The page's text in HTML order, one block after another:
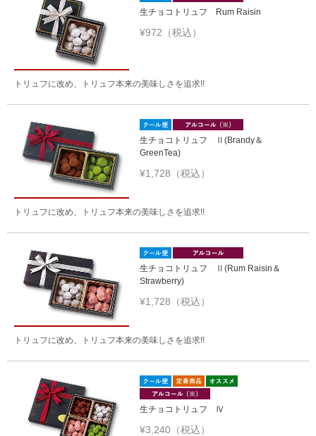
生チョコトリュフ Rum Raisin
¥972（税込）
トリュフに改め、トリュフ本来の美味しさを追求!!
生チョコトリュフ Ⅱ(Brandy＆
GreenTea)
¥1,728（税込）
トリュフに改め、トリュフ本来の美味しさを追求!!
生チョコトリュフ Ⅱ(Rum Raisin＆
Strawberry)
¥1,728（税込）
トリュフに改め、トリュフ本来の美味しさを追求!!
生チョコトリュフ Ⅳ
¥3,240（税込）